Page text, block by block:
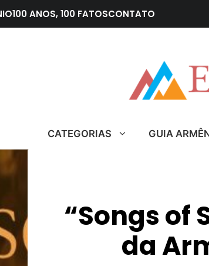
100 ANOS, 100 FATOSCONTATO
CATEGORIAS GUIA
“Songs of
da